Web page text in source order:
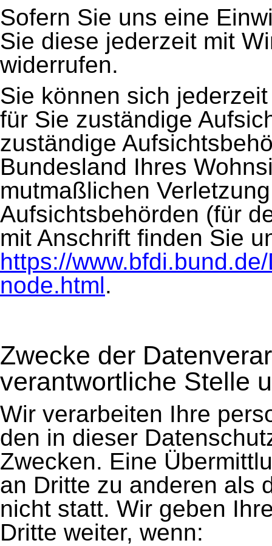
Sofern Sie uns eine
Sie diese jederzeit mit
widerrufen.
Sie können sich
für Sie zuständige
zuständige
Bundesland Ihres
mutmaßlichen
Aufsichtsbehörden (für
mit Anschrift finden Sie
https://
node.html.
Zwecke der
verantwortliche Stelle
Wir verarbeiten Ihre
den in dieser
Zwecken. Eine
an Dritte zu anderen als
nicht statt. Wir geben
Dritte weiter, wenn: